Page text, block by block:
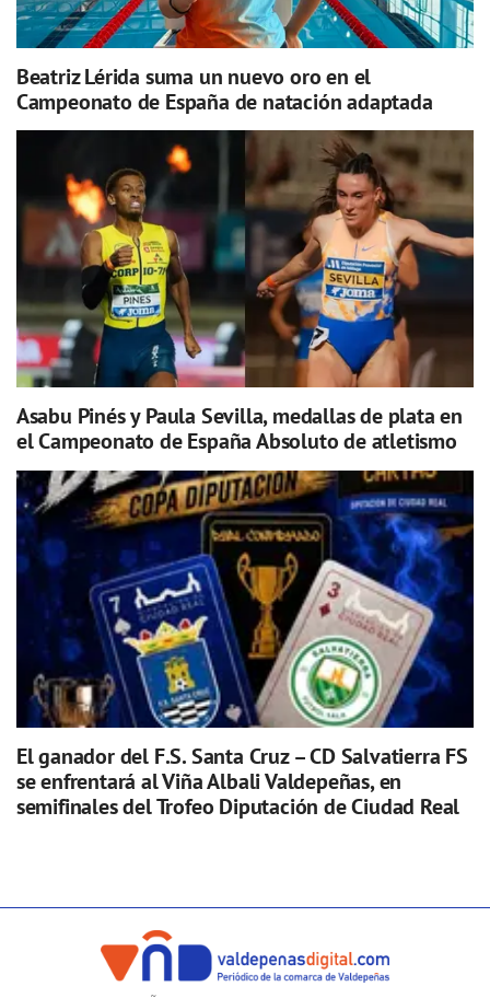
Beatriz Lérida suma un nuevo oro en el
Campeonato de España de natación adaptada
Asabu Pinés y Paula Sevilla, medallas de plata en
el Campeonato de España Absoluto de atletismo
El ganador del F.S. Santa Cruz – CD Salvatierra FS
se enfrentará al Viña Albali Valdepeñas, en
semifinales del Trofeo Diputación de Ciudad Real